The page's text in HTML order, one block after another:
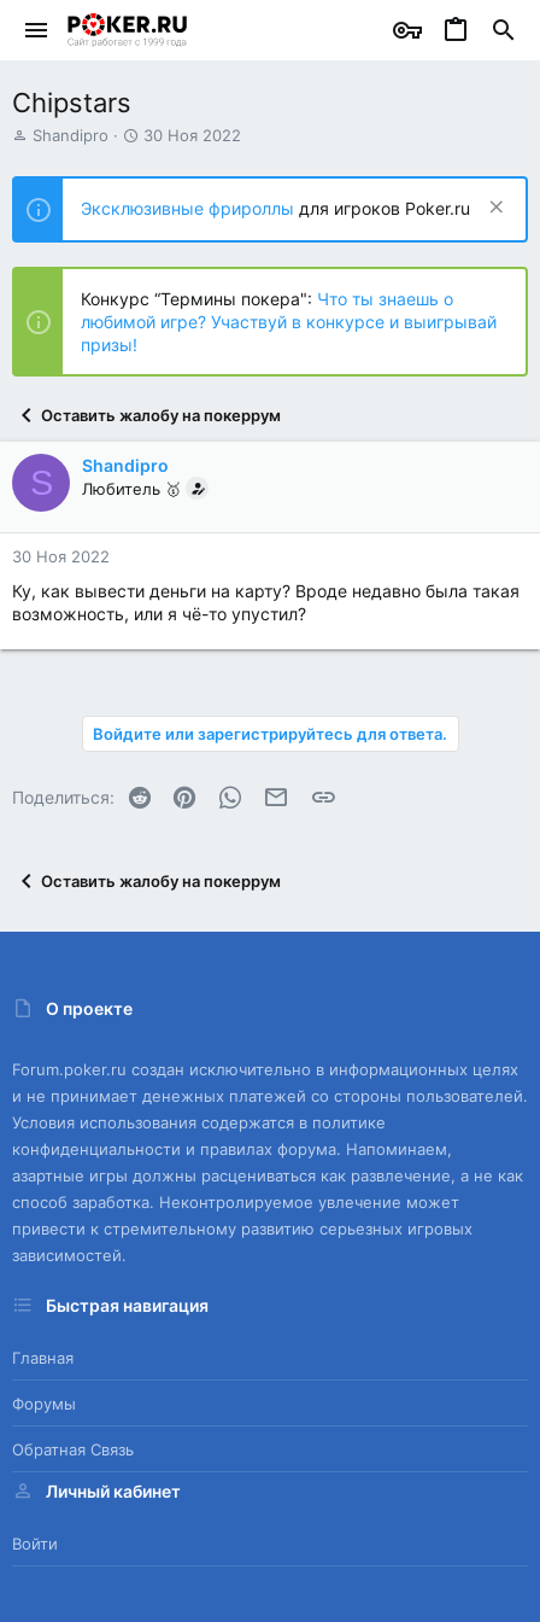
Chipstars
А
т
о
р
т
е
ы
Shandipro
Д
т
н
а
ч
л
а
30 Ноя 2022
Эксклюзивные фрироллы для игроков Poker.ru
Конкурс “Термины покера": Что ты знаешь о
любимой игре? Участвуй в конкурсе и выигрывай
призы!
Оставить жалобу на покеррум
S Shandipro
Любитель 🥇
30 Ноя 2022
Ку, как вывести деньги на карту? Вроде недавно была такая
возможность, или я чё-то упустил?
Войдите или зарегистрируйтесь для ответа.
Поделиться: Reddit PinterestWhatsAppЭлектронная почта
Ссылка
Оставить жалобу на покеррум
О проекте
Forum.poker.ru создан исключительно в информационных целях
и не принимает денежных платежей со стороны пользователей.
Условия использования содержатся в политике
конфиденциальности и правилах форума. Напоминаем,
азартные игры должны расцениваться как развлечение, а не как
способ заработка. Неконтролируемое увлечение может
привести к стремительному развитию серьезных игровых
зависимостей.
Быстрая навигация
Главная
Форумы
Обратная Связь
Личный кабинет
Войти